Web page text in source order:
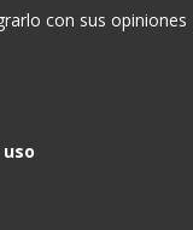
con sus opiniones